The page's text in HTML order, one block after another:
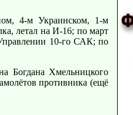
4-м Украинском, 1-м
летал на И-16; по март
10-го САК; по
Богдана Хмельницкого
противника (ещё